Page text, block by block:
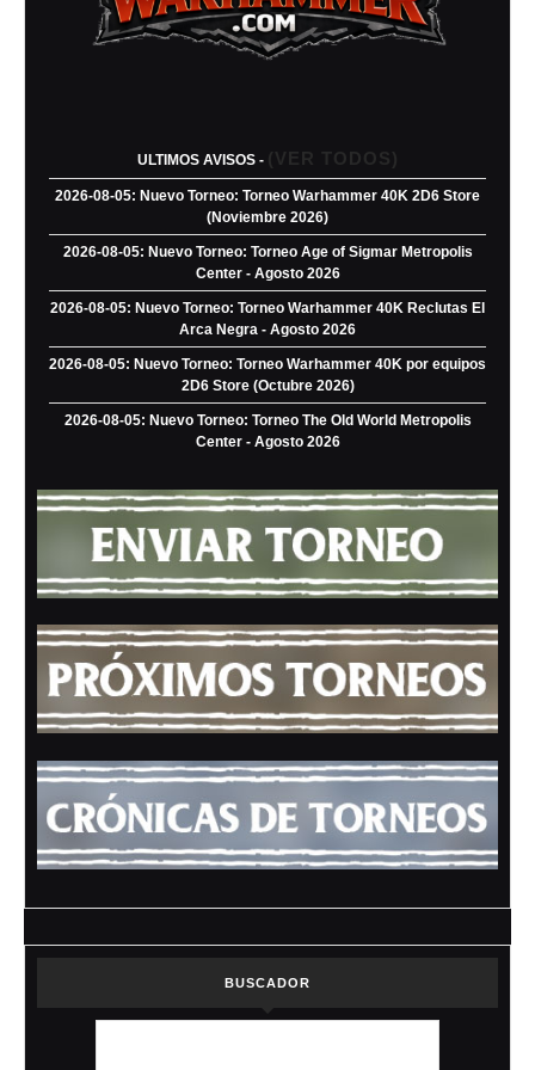
ULTIMOS AVISOS - (VER TODOS)
2026-08-05: Nuevo Torneo: Torneo Warhammer 40K 2D6 Store
(Noviembre 2026)
2026-08-05: Nuevo Torneo: Torneo Age of Sigmar Metropolis
Center - Agosto 2026
2026-08-05: Nuevo Torneo: Torneo Warhammer 40K Reclutas El
Arca Negra - Agosto 2026
2026-08-05: Nuevo Torneo: Torneo Warhammer 40K por equipos
2D6 Store (Octubre 2026)
2026-08-05: Nuevo Torneo: Torneo The Old World Metropolis
Center - Agosto 2026
BUSCADOR